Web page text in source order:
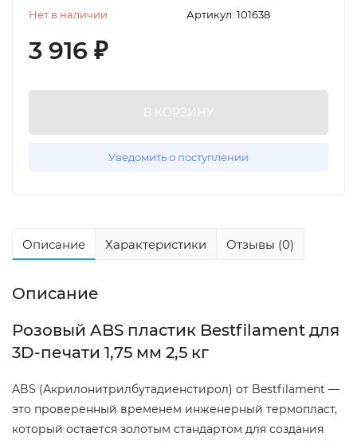
Артикул: 101638
Нет в наличии
3 916 ₽
В КОРЗИНУ
Уведомить о поступлении
Описание Характеристики Отзывы (0)
Описание
Розовый ABS пластик Bestfilament для
3D-печати 1,75 мм 2,5 кг
ABS (Акрилонитрилбутадиенстирол) от Bestfilament —
это проверенный временем инженерный термопласт,
который остается золотым стандартом для создания